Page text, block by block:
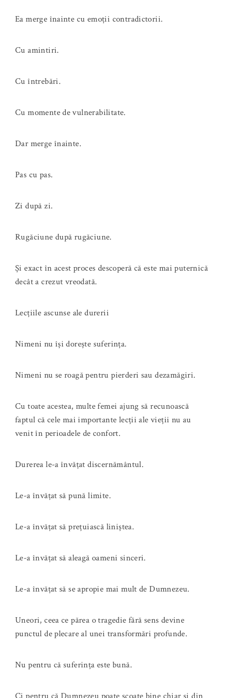
Ea merge înainte cu emoții contradictorii.
Cu amintiri.
Cu întrebări.
Cu momente de vulnerabilitate.
Dar merge înainte.
Pas cu pas.
Zi după zi.
Rugăciune după rugăciune.
Și exact în acest proces descoperă că este mai puternică
decât a crezut vreodată.
Lecțiile ascunse ale durerii
Nimeni nu își dorește suferința.
Nimeni nu se roagă pentru pierderi sau dezamăgiri.
Cu toate acestea, multe femei ajung să recunoască
faptul că cele mai importante lecții ale vieții nu au
venit în perioadele de confort.
Durerea le-a învățat discernământul.
Le-a învățat să pună limite.
Le-a învățat să prețuiască liniștea.
Le-a învățat să aleagă oameni sinceri.
Le-a învățat să se apropie mai mult de Dumnezeu.
Uneori, ceea ce părea o tragedie fără sens devine
punctul de plecare al unei transformări profunde.
Nu pentru că suferința este bună.